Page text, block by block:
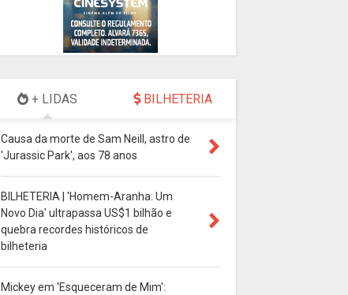
+ LIDAS BILHETERIA
Causa da morte de Sam Neill, astro de
'Jurassic Park', aos 78 anos
BILHETERIA | 'Homem-Aranha: Um
Novo Dia' ultrapassa US$1 bilhão e
quebra recordes históricos de
bilheteria
Mickey em 'Esqueceram de Mim':